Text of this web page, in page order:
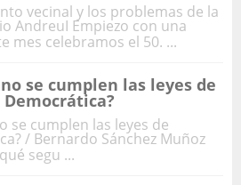
vecinal y los problemas de la
AndreuI Empiezo con una
mes celebramos el 50. ...
se cumplen las leyes de
se cumplen las leyes de
/ Bernardo Sánchez Muñoz
segu ...